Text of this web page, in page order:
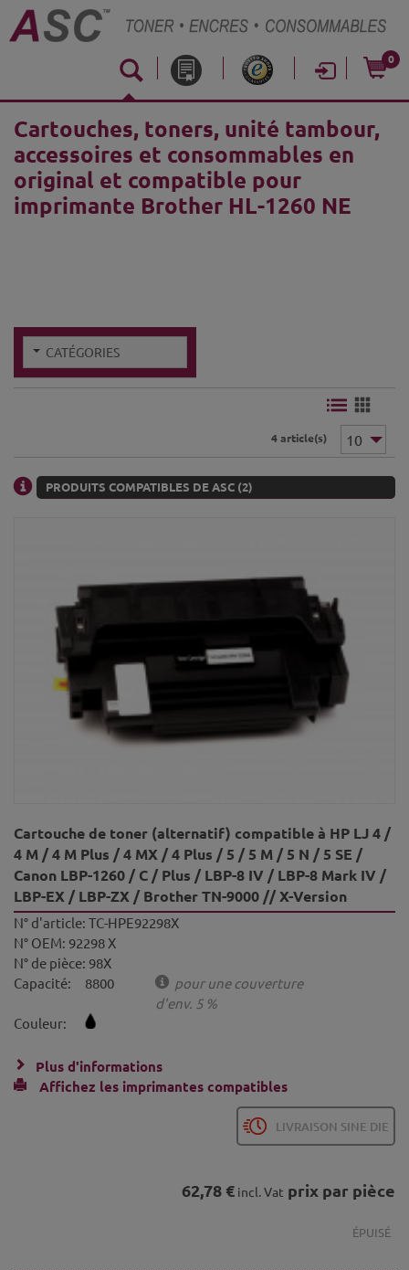
0
Cartouches, toners, unité tambour,
accessoires et consommables en
original et compatible pour
imprimante Brother HL-1260 NE
CATÉGORIES
4 article(s)
PRODUITS COMPATIBLES DE ASC (2)
Cartouche de toner (alternatif) compatible à HP LJ 4 /
4 M / 4 M Plus / 4 MX / 4 Plus / 5 / 5 M / 5 N / 5 SE /
Canon LBP-1260 / C / Plus / LBP-8 IV / LBP-8 Mark IV /
LBP-EX / LBP-ZX / Brother TN-9000 // X-Version
N° d'article: TC-HPE92298X
N° OEM: 92298 X
N° de pièce: 98X
Capacité:
8800
pour une couverture
d'env. 5 %
Couleur:
Plus d'informations
Affichez les imprimantes compatibles
LIVRAISON SINE DIE
62,78 € incl. Vat prix par pièce
ÉPUISÉ